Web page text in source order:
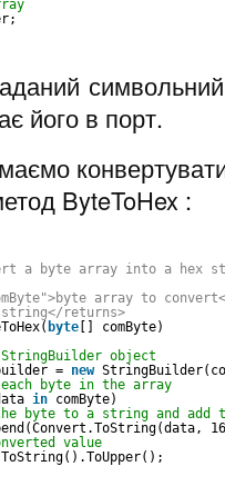
його в порт.
ByteToHex :
a byte array into a hex
array to
returns>
byte [] comByte)
object
= new
byte in the array
in comByte)
byte to a string and add
value